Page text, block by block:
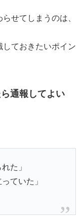
せてしまうのは、
しておきたいポイン
通報してよい
た」
ていた」